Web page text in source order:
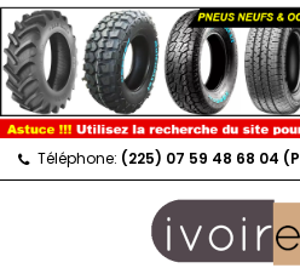
Téléphone: (225) 07 59 48 68 04